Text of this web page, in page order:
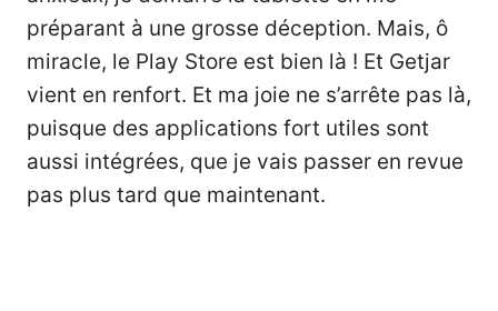
préparant à une grosse déception. Mais, ô
miracle, le Play Store est bien là ! Et Getjar
vient en renfort. Et ma joie ne s’arrête pas là,
puisque des applications fort utiles sont
aussi intégrées, que je vais passer en revue
pas plus tard que maintenant.